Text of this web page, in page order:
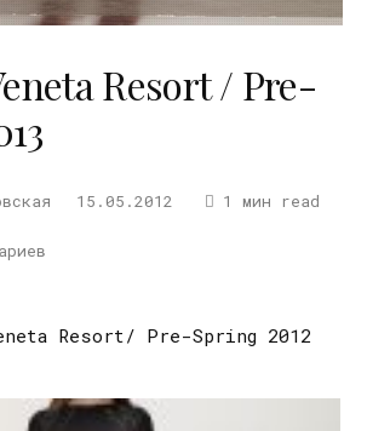
Resort / Pre-
15.05.2012 1 мин read
Resort/ Pre-Spring 2012